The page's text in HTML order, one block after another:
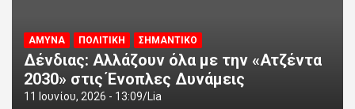
ΑΜΥΝΑ ΠΟΛΙΤΙΚΗ ΣΗΜΑΝΤΙΚΟ
Δένδιας: Αλλάζουν όλα με την «Ατζέντα
2030» στις Ένοπλες Δυνάμεις
11 Ιουνίου, 2026 - 13:09 Lia